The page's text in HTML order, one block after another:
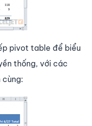
pivot table để biểu
thống, với các
cùng: